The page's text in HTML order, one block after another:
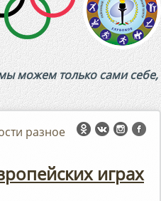
можем только сами себе,
разное
играх